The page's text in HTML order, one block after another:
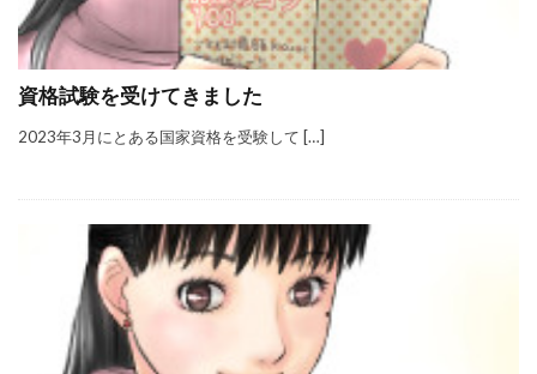
資格試験を受けてきました
2023年3月にとある国家資格を受験して […]